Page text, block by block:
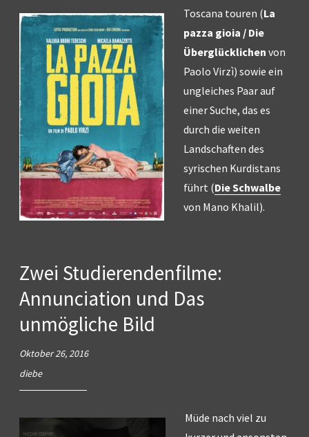
Toscana touren (La
pazza gioia / Die
Überglücklichen von
Paolo Virzì) sowie ein
ungleiches Paar auf
einer Suche, das es
durch die weiten
Landschaften des
syrischen Kurdistans
führt (Die Schwalbe
von Mano Khalil).
Zwei Studierendenfilme:
Annunciation und Das
unmögliche Bild
Oktober 26, 2016
diebe
Müde nach viel zu